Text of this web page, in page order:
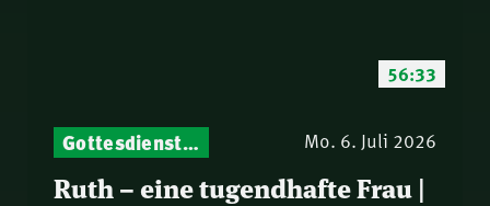
56:33
Gottesdienst-Botschaften – Jeden Sonntag neu: Aktuelle Predigten vom Mitternachtsruf Mo. 6. Juli 2026
Ruth – eine tugendhafte Frau |